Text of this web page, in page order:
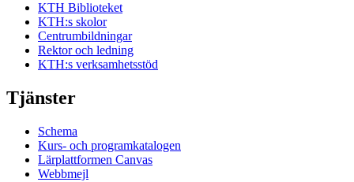
KTH Biblioteket
KTH:s skolor
Centrumbildningar
Rektor och ledning
KTH:s verksamhetsstöd
Tjänster
Schema
Kurs- och programkatalogen
Lärplattformen Canvas
Webbmejl